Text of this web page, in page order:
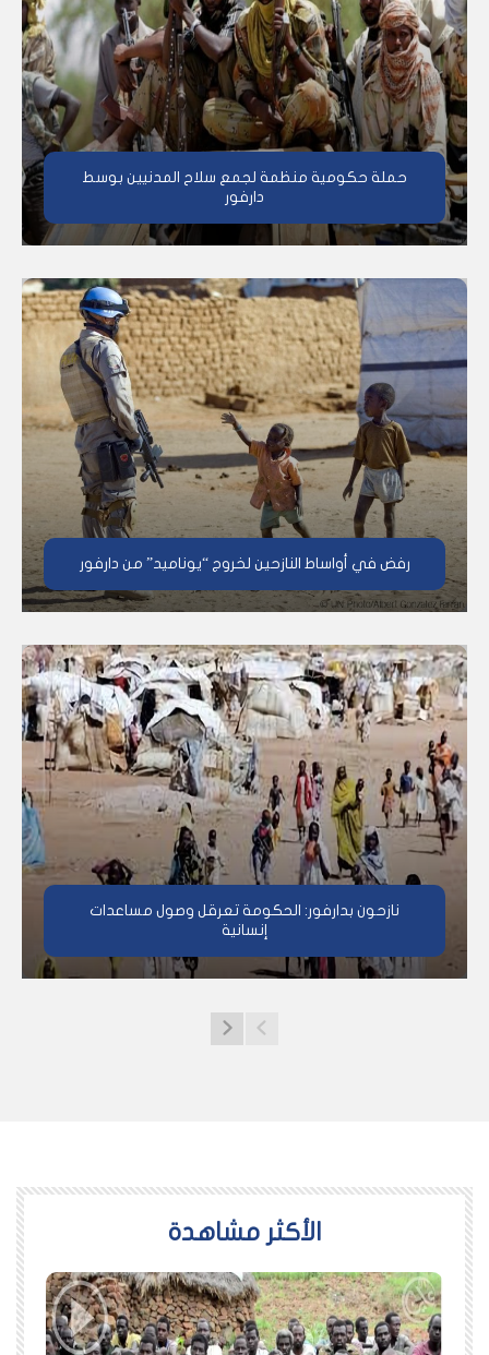
حملة حكومية منظمة لجمع سلاح المدنيين بوسط
دارفور
رفض في أواساط النازحين لخروج “يوناميد” من دارفور
نازحون بدارفور: الحكومة تعرقل وصول مساعدات
إنسانية
اﻷكثر مشاهدة